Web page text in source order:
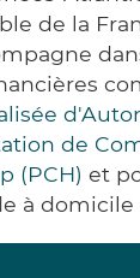
de la
de
(PCH) et
à domicile